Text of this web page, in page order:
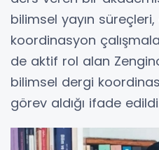
bilimsel yayın
koordinasyon
de aktif rol alan
bilimsel dergi
görev aldığı ifade